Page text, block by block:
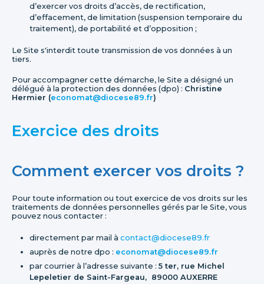
d’exercer vos droits d’accès, de rectification,
d’effacement, de limitation (suspension temporaire du
traitement), de portabilité et d’opposition ;
Le Site s'interdit toute transmission de vos données à un
tiers.
Pour accompagner cette démarche, le Site a désigné un
délégué à la protection des données (dpo) : Christine
Hermier (economat@diocese89.fr)
Exercice des droits
Comment exercer vos droits ?
Pour toute information ou tout exercice de vos droits sur les
traitements de données personnelles gérés par le Site, vous
pouvez nous contacter :
directement par mail à contact@diocese89.fr
auprès de notre dpo : economat@diocese89.fr
par courrier à l’adresse suivante : 5 ter, rue Michel
Lepeletier de Saint-Fargeau, 89000 AUXERRE